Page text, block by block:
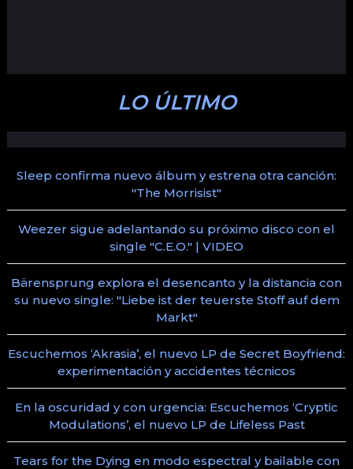
LO ÚLTIMO
Sleep confirma nuevo álbum y estrena otra canción:
"The Morrisist"
Weezer sigue adelantando su próximo disco con el
single "C.E.O." | VIDEO
Bärensprung explora el desencanto y la distancia con
su nuevo single: "Liebe ist der teuerste Stoff auf dem
Markt"
Escuchemos ‘Akrasia’, el nuevo LP de Secret Boyfriend:
experimentación y accidentes técnicos
En la oscuridad y con urgencia: Escuchemos ‘Cryptic
Modulations’, el nuevo LP de Lifeless Past
Tears for the Dying en modo espectral y bailable con